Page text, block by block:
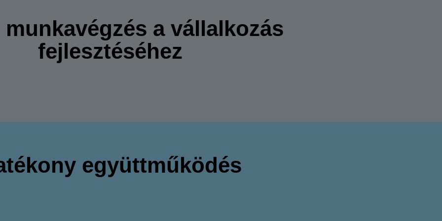
a vállalkozás
fejlesztéséhez
együttműködés